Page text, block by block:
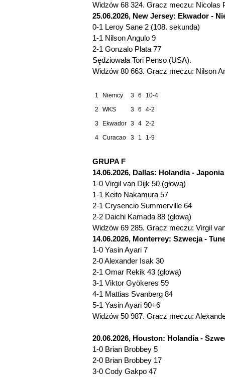
Widzów 68 324. Gracz meczu: Nicolas
25.06.2026, New Jersey: Ekwador -
0-1 Leroy Sane 2 (108. sekunda)
1-1 Nilson Angulo 9
2-1 Gonzalo Plata 77
Sędziowała Tori Penso (USA).
Widzów 80 663. Gracz meczu: Nilson
1 Niemcy 3 6
10-4
2
WKS 3 6
4-2
3
Ekwador 3 4 2-2
4 Curacao 3 1 1-9
GRUPA F
14.06.2026, Dallas: Holandia -
1-0 Virgil van Dijk 50 (głową)
1-1 Keito Nakamura 57
2-1 Crysencio Summerville 64
2-2 Daichi Kamada 88 (głową)
Widzów 69 285. Gracz meczu: Virgil
14.06.2026, Monterrey: Szwecja -
1-0 Yasin Ayari 7
2-0 Alexander Isak 30
2-1 Omar Rekik 43 (głową)
3-1 Viktor Gyökeres 59
4-1 Mattias Svanberg 84
5-1 Yasin Ayari 90+6
Widzów 50 987. Gracz meczu:
20.06.2026, Houston: Holandia -
1-0 Brian Brobbey 5
2-0 Brian Brobbey 17
3-0 Cody Gakpo 47